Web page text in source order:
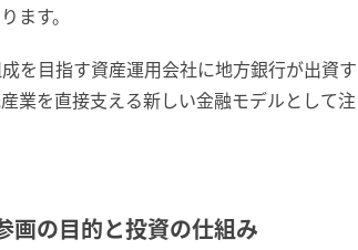
ます。
成を目指す資産運用会社に地方銀行が出資
業を直接支える新しい金融モデルとして注
画の目的と投資の仕組み